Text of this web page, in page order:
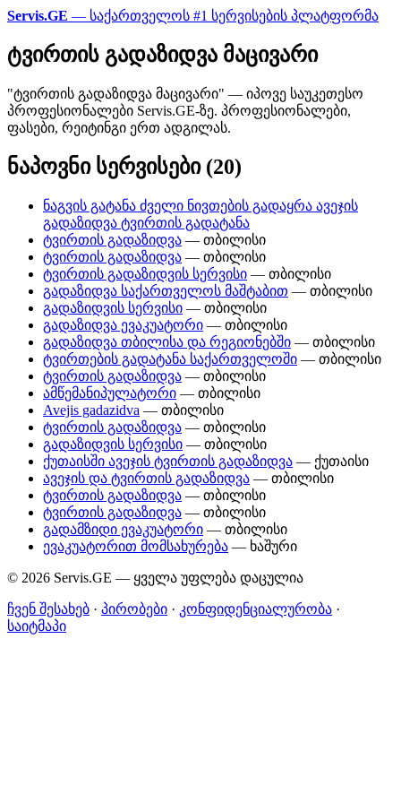
Servis.GE — საქართველოს #1 სერვისების პლატფორმა
ტვირთის გადაზიდვა მაცივარი
"ტვირთის გადაზიდვა მაცივარი" — იპოვე საუკეთესო
პროფესიონალები Servis.GE-ზე. პროფესიონალები,
ფასები, რეიტინგი ერთ ადგილას.
ნაპოვნი სერვისები (20)
ნაგვის გატანა ძველი ნივთების გადაყრა ავეჯის
გადაზიდვა ტვირთის გადატანა
ტვირთის გადაზიდვა — თბილისი
ტვირთის გადაზიდვა — თბილისი
ტვირთის გადაზიდვის სერვისი — თბილისი
გადაზიდვა საქართველოს მაშტაბით — თბილისი
გადაზიდვის სერვისი — თბილისი
გადაზიდვა ევაკუატორი — თბილისი
გადაზიდვა თბილისა და რეგიონებში — თბილისი
ტვირთების გადატანა საქართველოში — თბილისი
ტვირთის გადაზიდვა — თბილისი
ამწემანიპულატორი — თბილისი
Avejis gadazidva — თბილისი
ტვირთის გადაზიდვა — თბილისი
გადაზიდვის სერვისი — თბილისი
ქუთაისში ავეჯის ტვირთის გადაზიდვა — ქუთაისი
ავეჯის და ტვირთის გადაზიდვა — თბილისი
ტვირთის გადაზიდვა — თბილისი
ტვირთის გადაზიდვა — თბილისი
გადამზიდი ევაკუატორი — თბილისი
ევაკუატორით მომსახურება — ხაშური
© 2026 Servis.GE — ყველა უფლება დაცულია
ჩვენ შესახებ · პირობები · კონფიდენციალურობა ·
საიტმაპი